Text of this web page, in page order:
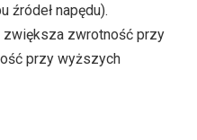
źródeł napędu).
zwiększa zwrotność przy
przy wyższych